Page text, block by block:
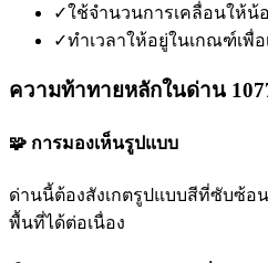
✓ใช้จำนวนการเคลื่อนให้น้
✓ทำเวลาให้อยู่ในเกณฑ์เพื่อ
ความท้าทายหลักในด่าน
🧩 การมองเห็นรูปแบบ
ด่านนี้ต้องสังเกตรูปแบบสีที่ซับซ้อ
พื้นที่ได้ต่อเนื่อง